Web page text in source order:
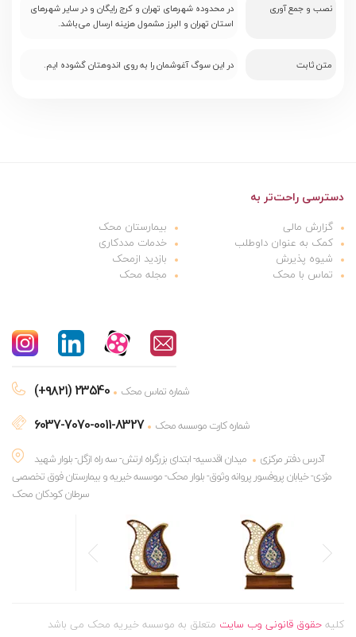
نصب و جمع آوری
در محدوده شهرهای تهران و کرج رایگان و در سایر شهرهای
استان تهران و البرز مشمول هزینه ارسال می‌باشد.
متن ثابت در این سوگ آغوشمان را به روی اندوهتان گشوده ایم.
دسترسی راحت‌تر به
گزارش مالی
بیمارستان محک
کمک به عنوان داوطلب
خدمات مددکاری
شیوه پذیرش
بازدید ازمحک
تماس با محک
مجله محک
(+۹۸۲۱) 23540 شماره تماس محک
6037-7070-0011-8327
شماره کارت موسسه محک
آدرس دفتر مرکزی
میدان اقدسیه- ابتدای بزرگراه ارتش- سه راه ازگل- بلوار شهید
مژدی- خیابان پروفسور پروانه وثوق- بلوار محک- موسسه خیریه و بیمارستان فوق تخصصی
سرطان کودکان محک
کلیهحقوق قانونی وب سایت متعلق به موسسه خیریه محک می باشد